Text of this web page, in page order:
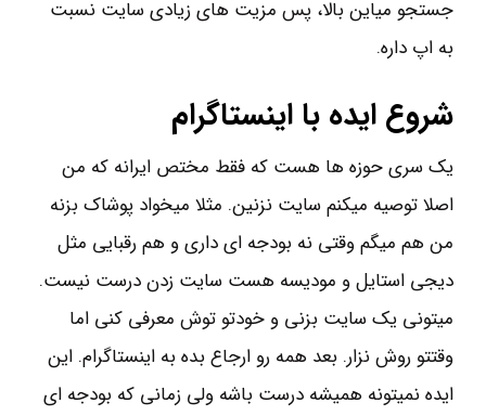
جستجو میاین بالا، پس مزیت های زیادی سایت نسبت
به اپ داره.
شروع ایده با اینستاگرام
یک سری حوزه ها هست که فقط مختص ایرانه که من
اصلا توصیه میکنم سایت نزنین. مثلا میخواد پوشاک بزنه
من هم میگم وقتی نه بودجه ای داری و هم رقبایی مثل
دیجی استایل و مودیسه هست سایت زدن درست نیست.
میتونی یک سایت بزنی و خودتو توش معرفی کنی اما
وقتتو روش نزار. بعد همه رو ارجاع بده به اینستاگرام. این
ایده نمیتونه همیشه درست باشه ولی زمانی که بودجه ای